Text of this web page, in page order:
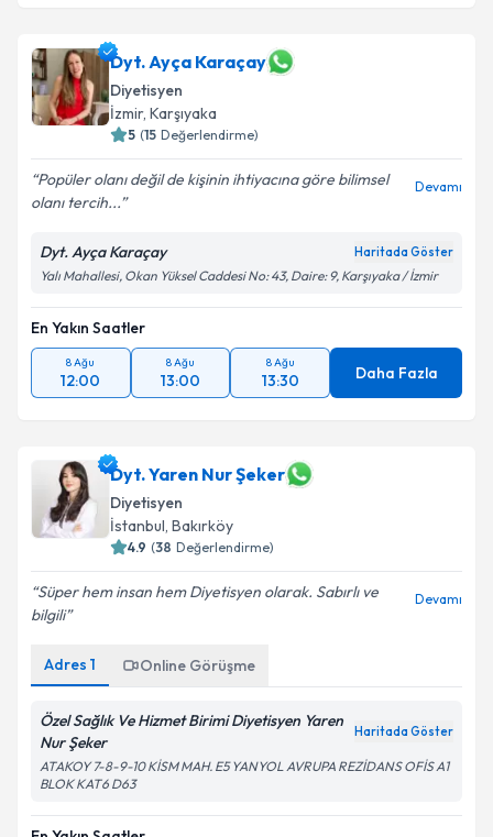
Dyt. Ayça Karaçay
Diyetisyen
İzmir,Karşıyaka
( Değerlendirme)
Popüler olanı değil de kişinin ihtiyacına göre bilimsel
olanı tercih...
Dyt. Ayça Karaçay
Yalı Mahallesi, Okan Yüksel Caddesi No: 43, Daire: 9, Karşıyaka / İzmir
En Yakın Saatler
8 Ağu
12:00
8 Ağu
13:00
8 Ağu
13:30 Daha Fazla
Dyt. Yaren Nur Şeker
Diyetisyen
İstanbul,Bakırköy
( Değerlendirme)
Süper hem insan hem Diyetisyen olarak. Sabırlı ve
bilgili
Adres 1 Online Görüşme
Özel Sağlık Ve Hizmet Birimi Diyetisyen Yaren
Nur Şeker
ATAKOY 7-8-9-10 KİSM MAH. E5 YANYOL AVRUPA REZİDANS OFİS A1